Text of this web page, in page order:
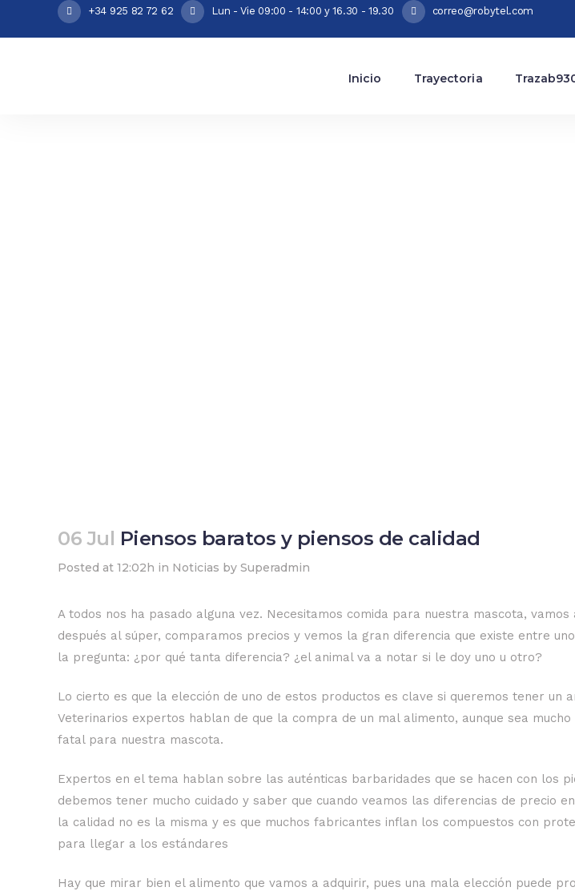
+34 925 82 72 62 Lun - Vie 09:00 - 14:00 y 16.30 - 19.30 correo@robytel.com
Inicio Trayectoria
06 Jul Piensos baratos y piensos de calidad
Posted at 12:02h in Noticias by Superadmin
A todos nos ha pasado alguna vez. Necesitamos comida para nuestra mascota,
después al súper, comparamos precios y vemos la gran diferencia que existe entre
la pregunta: ¿por qué tanta diferencia? ¿el animal va a notar si le doy uno u otro?
Lo cierto es que la elección de uno de estos productos es clave si queremos tener un
Veterinarios expertos hablan de que la compra de un mal alimento, aunque sea
fatal para nuestra mascota.
Expertos en el tema hablan sobre las auténticas barbaridades que se hacen con los
debemos tener mucho cuidado y saber que cuando veamos las diferencias de precio
la calidad no es la misma y es que muchos fabricantes inflan los compuestos con
para llegar a los estándares
Hay que mirar bien el alimento que vamos a adquirir, pues una mala elección puede